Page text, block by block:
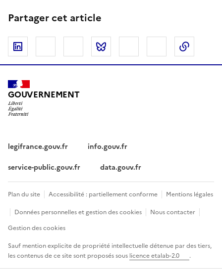
Partager cet article
Twitter Courriel
GOUVERNEMENT
legifrance.gouv.fr
info.gouv.fr
service-public.gouv.fr
data.gouv.fr
Plan du site Accessibilité : partiellement conforme
Mentions légales
Données personnelles et gestion des cookies
Nous contacter
Gestion des cookies
Sauf mention explicite de propriété intellectuelle détenue par des tiers,
les contenus de ce site sont proposés sous licence etalab-2.0 .